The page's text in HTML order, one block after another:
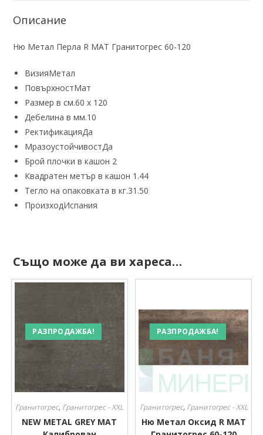
Описание
Ню Метал Перла R МАТ Гранитогрес 60-120
ВизияМетал
ПовърхностМат
Размер в см.60 х 120
Дебелина в мм.10
РектификацияДа
МразоустойчивостДа
Брой плочки в кашон 2
Квадратен метър в кашон 1.44
Тегло на опаковката в кг.31.50
ПроизходИспания
Също може да ви хареса…
РАЗПРОДАЖБА!
Гранитогрес, Гранитогрес - XXL
NEW METAL GREY MAT
РАЗПРОДАЖБА!
Гранитогрес, Гранитогрес - XXL
Ню Метал Оксид R МАТ